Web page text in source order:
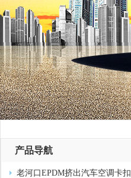
产品导航
老河口EPDM挤出汽车空调卡扣